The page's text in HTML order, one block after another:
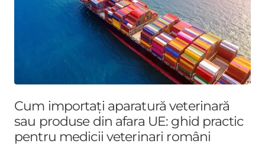
Cum importați aparatură veterinară
sau produse din afara UE: ghid practic
pentru medicii veterinari români